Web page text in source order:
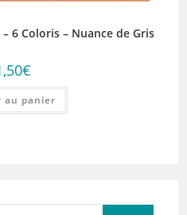
6 Coloris – Nuance de Gris
€
au panier